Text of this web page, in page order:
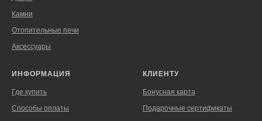
Камни
Отопительные печи
Аксессуары
ИНФОРМАЦИЯ
Где купить
Способы оплаты
КЛИЕНТУ
Бонусная карта
Подарочные сертификаты